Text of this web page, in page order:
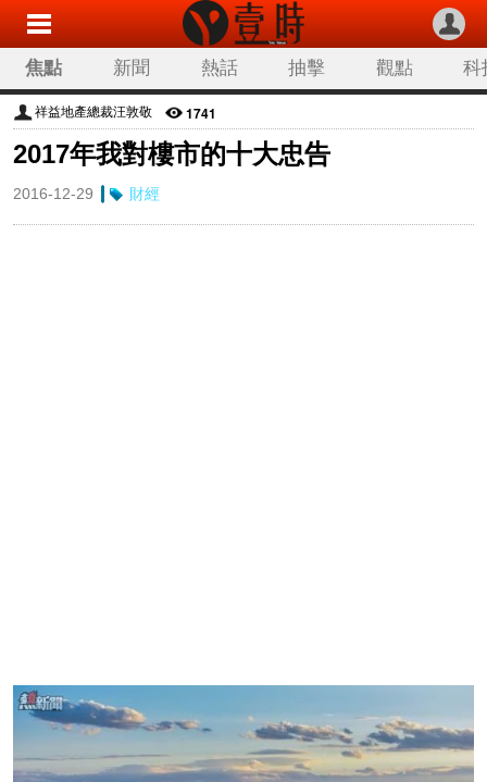
焦點 新聞 熱話 抽擊 觀點 科
祥益地產總裁汪敦敬 1741
2017年我對樓市的十大忠告
2016-12-29 財經